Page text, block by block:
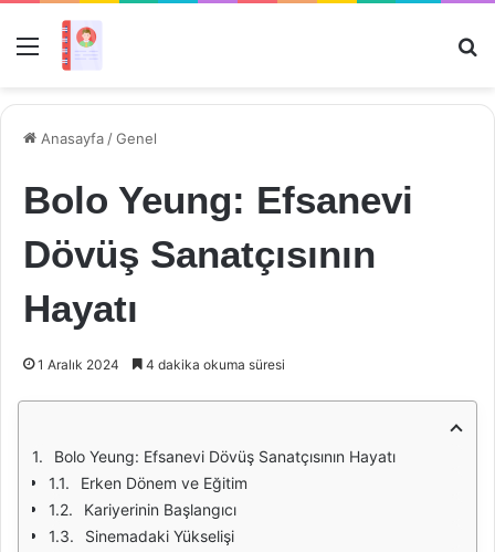
Menü
Anasayfa /Genel
Bolo Yeung: Efsanevi
Dövüş Sanatçısının
Hayatı
1 Aralık 2024 4 dakika okuma süresi
Bolo Yeung: Efsanevi Dövüş Sanatçısının Hayatı
Erken Dönem ve Eğitim
Kariyerinin Başlangıcı
Sinemadaki Yükselişi